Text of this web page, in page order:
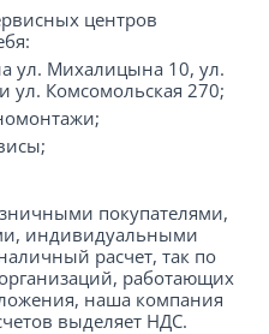
центров
ул. Михалицына 10, ул.
ул. Комсомольская 270;
покупателями,
индивидуальными
расчет, так по
работающих
наша компания
выделяет НДС.